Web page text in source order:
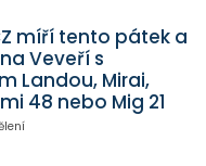
míří tento pátek a
Veveří s
Landou, Mirai,
48 nebo Mig 21